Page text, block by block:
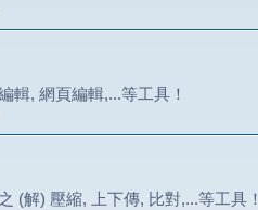
輯, 網頁編輯,...等工具！
(解) 壓縮, 上下傳, 比對,...等工具！